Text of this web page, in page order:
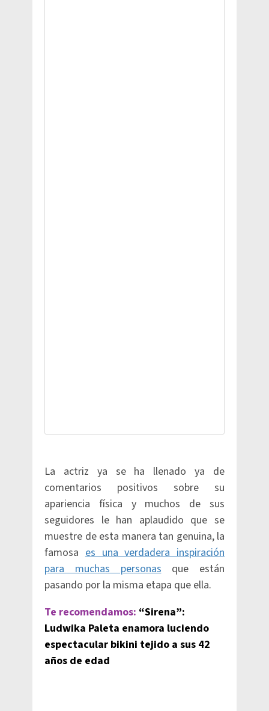
La actriz ya se ha llenado ya de
comentarios positivos sobre su
apariencia física y muchos de sus
seguidores le han aplaudido que se
muestre de esta manera tan genuina, la
famosaes una verdadera inspiración
para muchas personasque están
pasando por la misma etapa que ella.
Te recomendamos: “Sirena”:
Ludwika Paleta enamora luciendo
espectacular bikini tejido a sus 42
años de edad